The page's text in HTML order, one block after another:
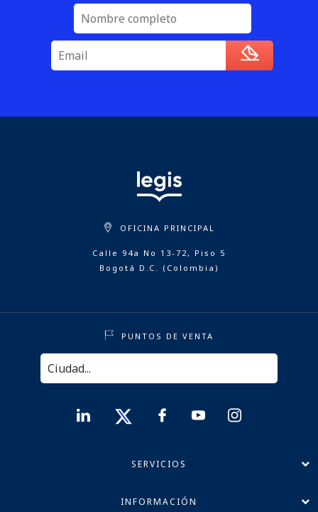
OFICINA PRINCIPAL
Calle 94a No 13-72, Piso 5
Bogotá D.C. (Colombia)
PUNTOS DE VENTA
SERVICIOS
INFORMACIÓN